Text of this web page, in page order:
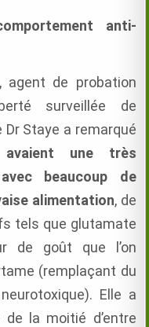
anti-
agent de probation
surveillée de
Dr Staye a remarqué
avaient une très
beaucoup de
alimentation, de
tels que glutamate
de goût que l’on
(remplaçant du
Elle a
la moitié d’entre